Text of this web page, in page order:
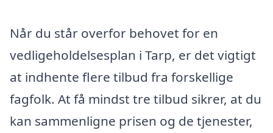
Når du står overfor behovet for en
vedligeholdelsesplan i Tarp, er det vigtigt
at indhente flere tilbud fra forskellige
fagfolk. At få mindst tre tilbud sikrer, at du
kan sammenligne prisen og de tjenester,